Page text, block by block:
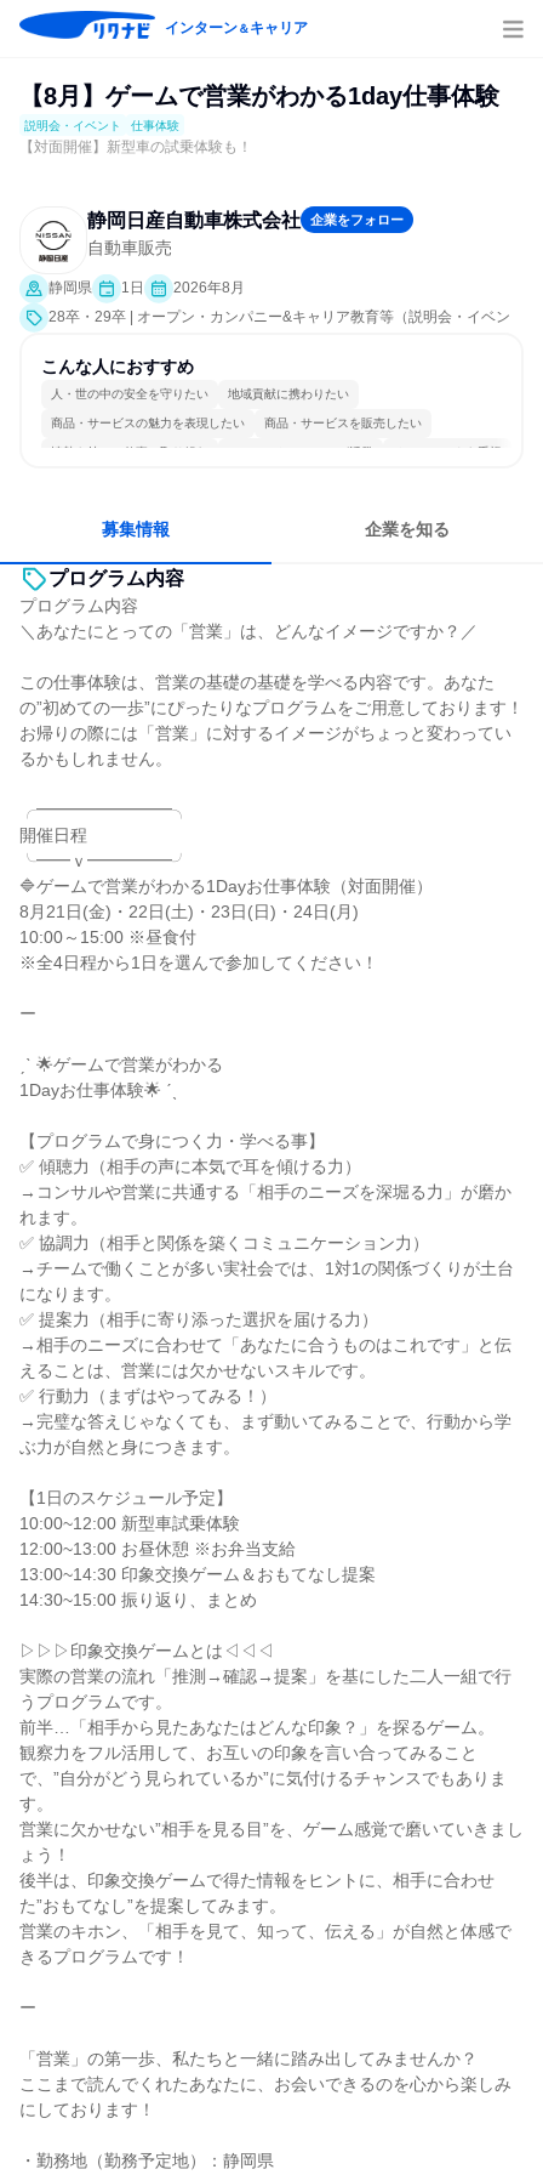
インターン＆キャリア
【8月】ゲームで営業がわかる1day仕事体験
説明会・イベント 仕事体験
【対面開催】新型車の試乗体験も！
静岡日産自動車株式会社 企業をフォロー
自動車販売
静岡県 1日
2026年8月
28卒・29卒 | オープン・カンパニー&キャリア教育等（説明会・イベン
こんな人におすすめ
人・世の中の安全を守りたい 地域貢献に携わりたい
商品・サービスの魅力を表現したい 商品・サービスを販売したい
情熱を持って仕事に取り組む コミュニケーションが活発 チームワークを重視
募集情報 企業を知る
プログラム内容
プログラム内容
＼あなたにとっての「営業」は、どんなイメージですか？／
この仕事体験は、営業の基礎の基礎を学べる内容です。あなた
の”初めての一歩”にぴったりなプログラムをご用意しております！
お帰りの際には「営業」に対するイメージがちょっと変わってい
るかもしれません。
╭━━━━━━━━╮
開催日程
╰━━ｖ━━━━━╯
🔷ゲームで営業がわかる1Dayお仕事体験（対面開催）
8月21日(金)・22日(土)・23日(日)・24日(月)
10:00～15:00 ※昼食付
※全4日程から1日を選んで参加してください！
ー
ˏˋ 🌟ゲームで営業がわかる
1Dayお仕事体験🌟 ˊˎ
【プログラムで身につく力・学べる事】
✅ 傾聴力（相手の声に本気で耳を傾ける力）
→コンサルや営業に共通する「相手のニーズを深堀る力」が磨か
れます。
✅ 協調力（相手と関係を築くコミュニケーション力）
→チームで働くことが多い実社会では、1対1の関係づくりが土台
になります。
✅ 提案力（相手に寄り添った選択を届ける力）
→相手のニーズに合わせて「あなたに合うものはこれです」と伝
えることは、営業には欠かせないスキルです。
✅ 行動力（まずはやってみる！）
→完璧な答えじゃなくても、まず動いてみることで、行動から学
ぶ力が自然と身につきます。
【1日のスケジュール予定】
10:00~12:00 新型車試乗体験
12:00~13:00 お昼休憩 ※お弁当支給
13:00~14:30 印象交換ゲーム＆おもてなし提案
14:30~15:00 振り返り、まとめ
▷▷▷印象交換ゲームとは◁◁◁
実際の営業の流れ「推測→確認→提案」を基にした二人一組で行
うプログラムです。
前半…「相手から見たあなたはどんな印象？」を探るゲーム。
観察力をフル活用して、お互いの印象を言い合ってみること
で、”自分がどう見られているか”に気付けるチャンスでもありま
す。
営業に欠かせない”相手を見る目”を、ゲーム感覚で磨いていきまし
ょう！
後半は、印象交換ゲームで得た情報をヒントに、相手に合わせ
た”おもてなし”を提案してみます。
営業のキホン、「相手を見て、知って、伝える」が自然と体感で
きるプログラムです！
ー
「営業」の第一歩、私たちと一緒に踏み出してみませんか？
ここまで読んでくれたあなたに、お会いできるのを心から楽しみ
にしております！
・勤務地（勤務予定地）：静岡県